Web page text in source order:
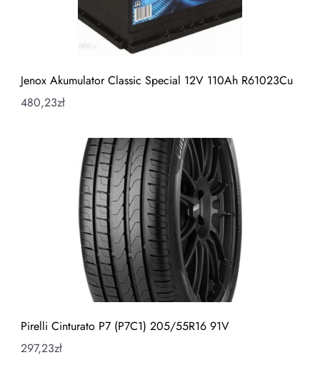
Jenox Akumulator Classic Special 12V 110Ah R61023Cu
480,23zł
Pirelli Cinturato P7 (P7C1) 205/55R16 91V
297,23zł